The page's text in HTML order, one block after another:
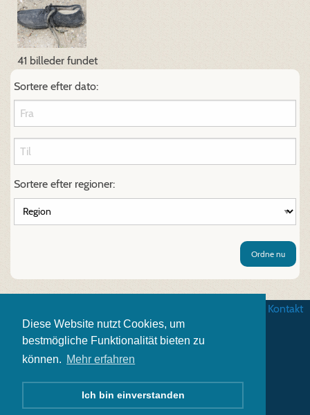
Diese Website nutzt Cookies, um
bestmögliche Funktionalität bieten zu
können. Mehr erfahren
Ich bin einverstanden
41 billeder fundet
Sortere efter dato:
Sortere efter regioner:
Ordne nu
Kontakt